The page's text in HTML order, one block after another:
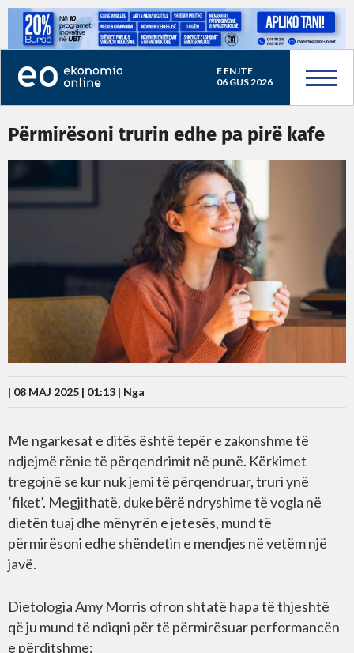
E ENJTE
06 GUS 2026
Përmirësoni trurin edhe pa pirë kafe
| 08 MAJ 2025 | 01:13 | Nga
Me ngarkesat e ditës është tepër e zakonshme të
ndjejmë rënie të përqendrimit në punë. Kërkimet
tregojnë se kur nuk jemi të përqendruar, truri ynë
‘fiket’. Megjithatë, duke bërë ndryshime të vogla në
dietën tuaj dhe mënyrën e jetesës, mund të
përmirësoni edhe shëndetin e mendjes në vetëm një
javë.
Dietologia Amy Morris ofron shtatë hapa të thjeshtë
që ju mund të ndiqni për të përmirësuar performancën
e përditshme: